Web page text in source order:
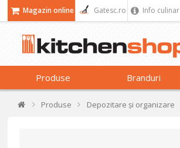
Magazin online Gatesc.ro Info culinar
Produse Branduri
Produse Depozitare și organizare